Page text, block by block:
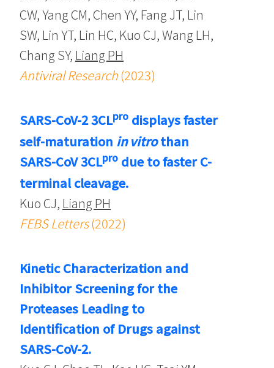
CW, Yang CM, Chen YY, Fang JT, Lin
SW, Lin YT, Lin HC, Kuo CJ, Wang LH,
Chang SY, Liang PH
Antiviral Research(2023)
SARS-CoV-2 3CLpro displays faster
self-maturation in vitrothan
SARS-CoV 3CLpro due to faster C-
terminal cleavage.
Kuo CJ, Liang PH
FEBS Letters(2022)
Kinetic Characterization and
Inhibitor Screening for the
Proteases Leading to
Identification of Drugs against
SARS-CoV-2.